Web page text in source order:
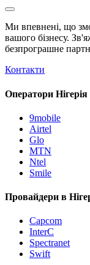
Ми впевнені, що
вашого бізнесу.
безпрограшне
Контакти
Оператори Нігерія
9mobile
Airtel
Glo
MTN
Ntel
Smile
Провайдери в
Capcom
InterC
Spectranet
Swift